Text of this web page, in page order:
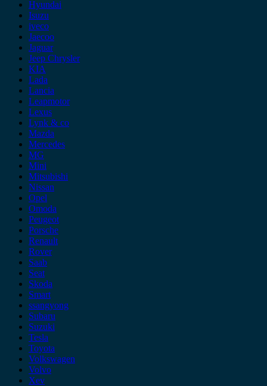
Hyundai
Isuzu
iveco
Jaecoo
Jaguar
Jeep Chrysler
KIA
Lada
Lancia
Leapmotor
Lexus
Lynk & co
Mazda
Mercedes
MG
Mini
Mitsubishi
Nissan
Opel
Omoda
Peugeot
Porsche
Renault
Rover
Saab
Seat
Skoda
Smart
ssangyong
Subaru
Suzuki
Tesla
Toyota
Volkswagen
Volvo
Xev